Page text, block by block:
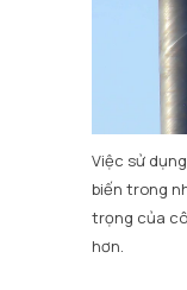
Việc sử
biến trong
trọng của
hơn.